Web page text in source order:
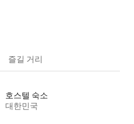
즐길 거리
호스텔 숙소
대한민국